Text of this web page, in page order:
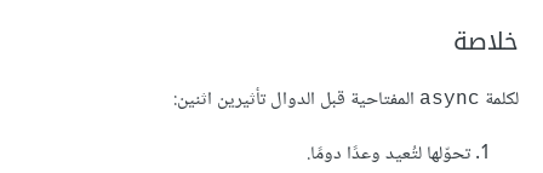
خلاصة
لكلمة async المفتاحية قبل الدوال تأثيرين اثنين:
تحوّلها لتُعيد وعدًا دومًا.